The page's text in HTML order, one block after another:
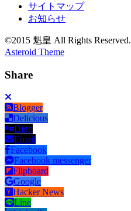
サイトマップ
お知らせ
©2015 魁皇 All Rights Reserved.
Asteroid Theme
Share
Blogger
Delicious
Digg
Email
Facebook
Facebook messenger
Flipboard
Google
Hacker News
Line